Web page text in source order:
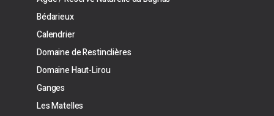
Bédarieux
Calendrier
Domaine de Restinclières
Domaine Haut-Lirou
Ganges
Les Matelles